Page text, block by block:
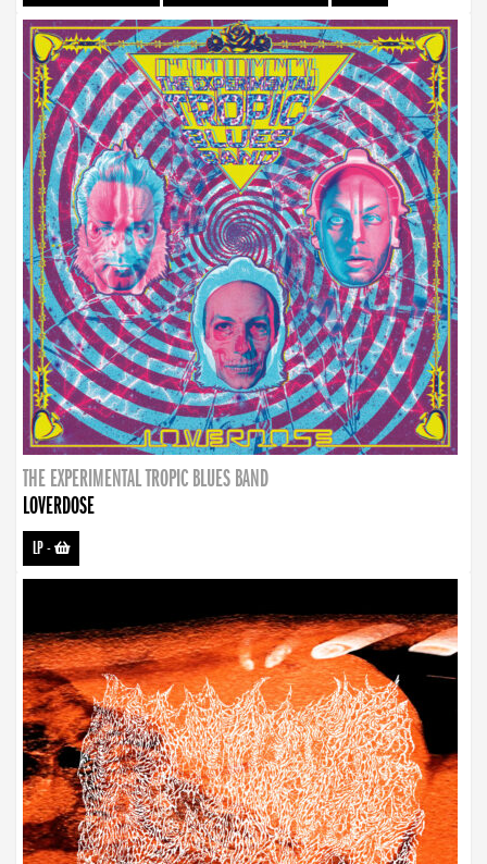
THE EXPERIMENTAL TROPIC BLUES BAND
LOVERDOSE
LP-